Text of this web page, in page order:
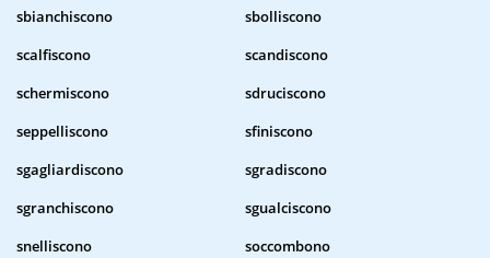
sbianchiscono
sbolliscono
scalfiscono
scandiscono
schermiscono
sdruciscono
seppelliscono
sfiniscono
sgagliardiscono
sgradiscono
sgranchiscono
sgualciscono
snelliscono
soccombono